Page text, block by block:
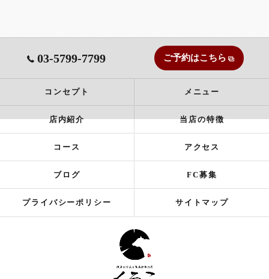
03-5799-7799 ご予約はこちら
コンセプト メニュー
店内紹介 当店の特徴
コース アクセス
ブログ FC募集
プライバシーポリシー サイトマップ